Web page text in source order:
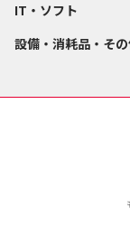
IT・ソフト
設備・消耗品・そ